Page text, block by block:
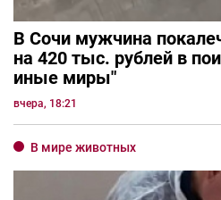
В Сочи мужчина
на 420 тыс. рублей в
иные миры"
вчера, 18:21
В мире животных